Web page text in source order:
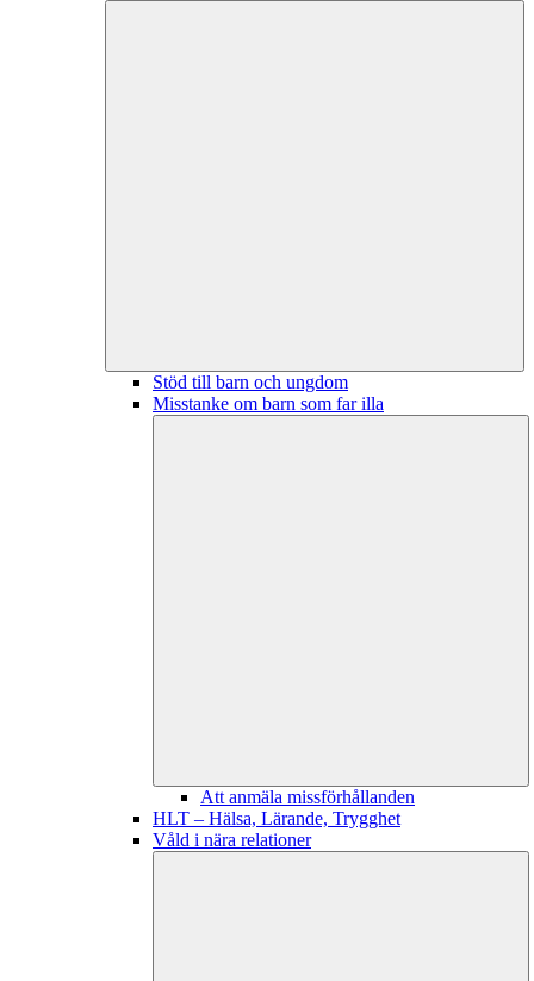
Stöd till barn och ungdom
Misstanke om barn som far illa
Att anmäla missförhållanden
HLT – Hälsa, Lärande, Trygghet
Våld i nära relationer